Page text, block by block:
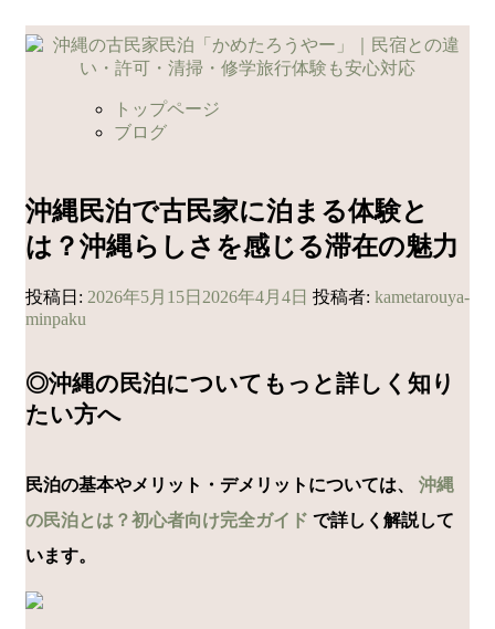
コ
ン
キ
ッ
プ
トップページ
ブログ
沖縄民泊で古民家に泊まる体験と
は？沖縄らしさを感じる滞在の魅力
投稿日: 2026年5月15日 2026年4月4日 投稿者: kametarouya-
minpaku
◎沖縄の民泊についてもっと詳しく知り
たい方へ
民泊の基本やメリット・デメリットについては、 沖縄
の民泊とは？初心者向け完全ガイド で詳しく解説して
います。